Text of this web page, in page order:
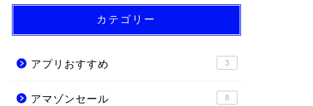
カテゴリー
アプリおすすめ 3
アマゾンセール 8